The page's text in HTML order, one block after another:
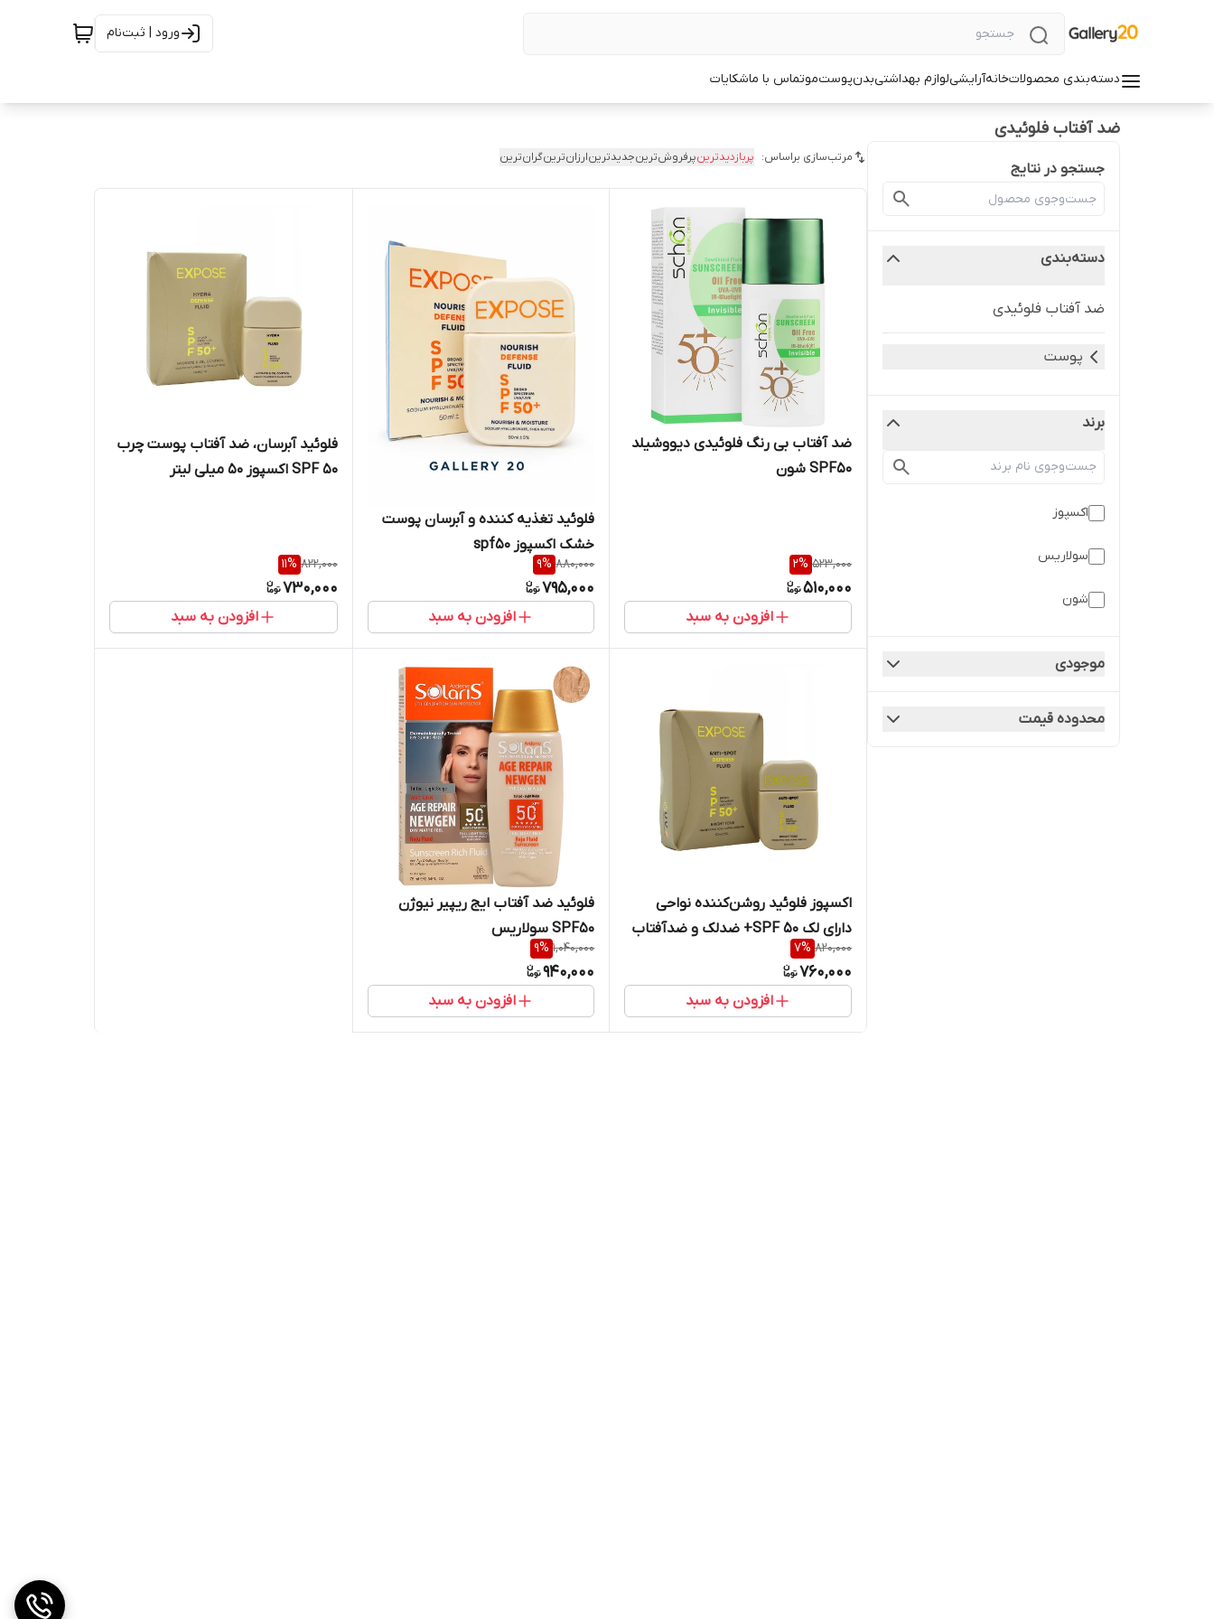
ورود | ثبت‌نام
دسته‌بندی محصولاتخانهآرایشیلوازم بهداشتیبدنپوستموتماس با ماشکایات
ضد آفتاب فلوئیدی
جستجو در نتایج
دسته‌بندی
ضد آفتاب فلوئیدی
پوست
برند
اکسپوز
سولاریس
شون
موجودی
محدوده قیمت
مرتب‌سازی براساس: پربازدیدترینپرفروش‌ترینجدیدترینارزان‌ترینگران‌ترین
ضد آفتاب بی‌ رنگ فلوئیدی دیووشیلد
SPF50 شون
523,000
2%
510,000
افزودن به سبد
فلوئید تغذیه کننده و آبرسان پوست
خشک اکسپوز spf50
880,000
9%
795,000
افزودن به سبد
فلوئید آبرسان، ضد آفتاب پوست چرب
SPF 50 اکسپوز ۵۰ میلی لیتر
822,000
11%
730,000
افزودن به سبد
اکسپوز فلوئید روشن‌کننده نواحی
دارای لک SPF 50+ ضدلک و ضدآفتاب
820,000
7%
760,000
افزودن به سبد
فلوئید ضد آفتاب ایج ریپیر نیوژن
SPF50 سولاریس
1,040,000
9%
940,000
افزودن به سبد